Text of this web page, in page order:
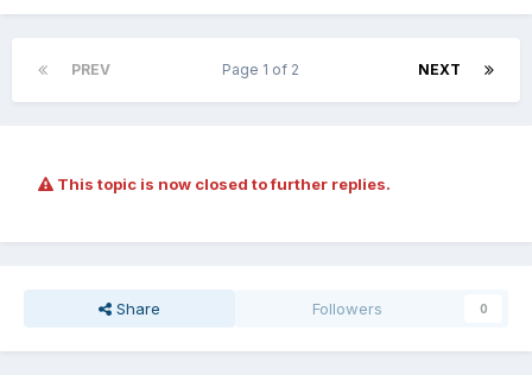
PREV NEXT
Page 1 of 2
This topic is now closed to further replies.
Share Followers 0